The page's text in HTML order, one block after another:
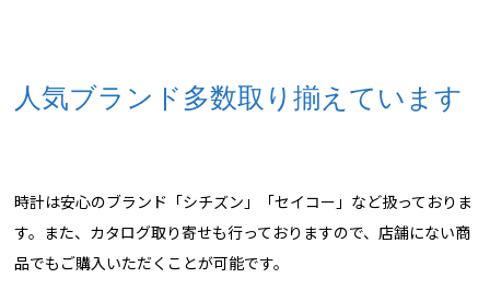
人気ブランド多数取り揃えています
時計は安心のブランド「シチズン」「セイコー」など扱っておりま
す。また、カタログ取り寄せも行っておりますので、店舗にない商
品でもご購入いただくことが可能です。